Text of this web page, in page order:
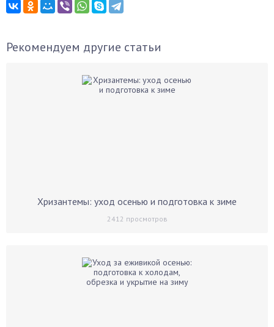
Рекомендуем другие статьи
Хризантемы: уход осенью и подготовка к зиме
2412 просмотров